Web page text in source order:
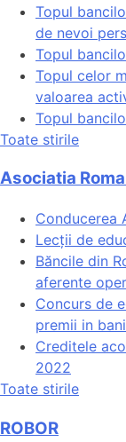
Topul
de nevoi
Topul
Topul celor
valoarea
Topul
Toate stirile
Asociatia
Conducerea
Lecții de
Băncile din
aferente
Concurs de
premii in bani
Creditele
2022
Toate stirile
ROBOR